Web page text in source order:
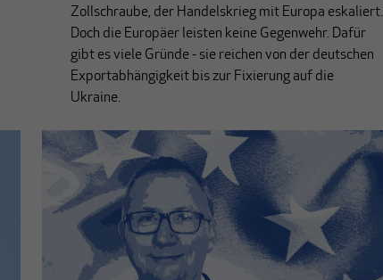
Zollschraube, der Handelskrieg mit Europa eskaliert.
Doch die Europäer leisten keine Gegenwehr. Dafür
gibt es viele Gründe - sie reichen von der deutschen
Exportabhängigkeit bis zur Fixierung auf die
Ukraine.